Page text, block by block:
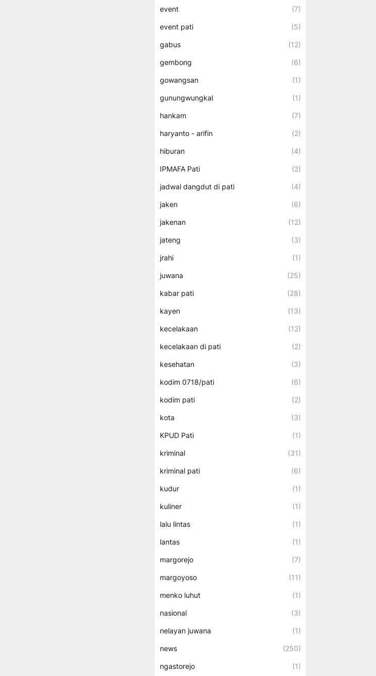
event (7)
event pati (5)
gabus (12)
gembong (6)
gowangsan (1)
gunungwungkal (1)
hankam (7)
haryanto - arifin (2)
hiburan (4)
IPMAFA Pati (2)
jadwal dangdut di pati (4)
jaken (6)
jakenan (12)
jateng (3)
jrahi (1)
juwana (25)
kabar pati (28)
kayen (13)
kecelakaan (12)
kecelakaan di pati (2)
kesehatan (3)
kodim 0718/pati (6)
kodim pati (2)
kota (3)
KPUD Pati (1)
kriminal (31)
kriminal pati (6)
kudur (1)
kuliner (1)
lalu lintas (1)
lantas (1)
margorejo (7)
margoyoso (11)
menko luhut (1)
nasional (3)
nelayan juwana (1)
news (250)
ngastorejo (1)